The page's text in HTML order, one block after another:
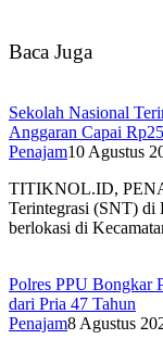
Baca Juga
Sekolah Nasional
Anggaran Capai
Penajam10 Agustus
TITIKNOL.ID,
Terintegrasi (SNT) di
berlokasi di
Polres PPU Bongkar
dari Pria 47 Tahun
Penajam8 Agustus